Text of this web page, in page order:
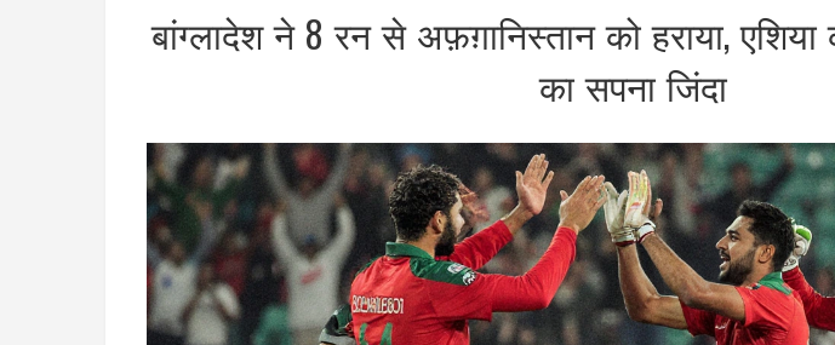
बांग्लादेश ने 8 रन से अफ़ग़ानिस्तान को हराया,
का सपना जिंदा